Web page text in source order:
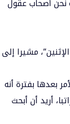
نحن أصحاب عقول
مشيرا إلى
بعدها بفترة أنه
أريد أن أبحث